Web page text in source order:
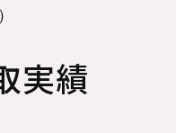
実績